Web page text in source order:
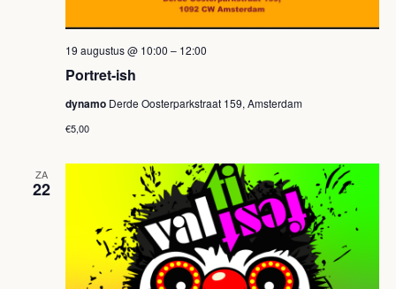
e
v
i
g
a
Portret-ish
19 augustus @ 10:00 – 12:00
dynamo Derde Oosterparkstraat 159, Amsterdam
€5,00
ZA
22